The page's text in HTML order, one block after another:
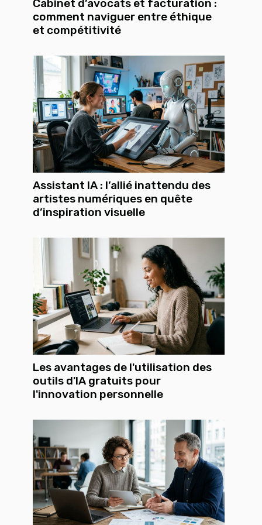
Cabinet d’avocats et facturation :
comment naviguer entre éthique
et compétitivité
Assistant IA : l’allié inattendu des
artistes numériques en quête
d’inspiration visuelle
Les avantages de l'utilisation des
outils d'IA gratuits pour
l'innovation personnelle